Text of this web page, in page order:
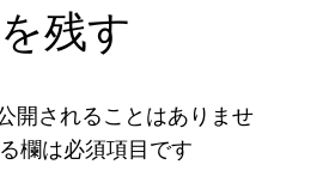
残す
開されることはありませ
欄は必須項目です